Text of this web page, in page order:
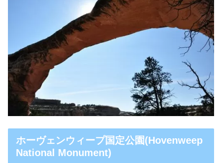
ホーヴェンウィープ国定公園(Hovenweep
National Monument)